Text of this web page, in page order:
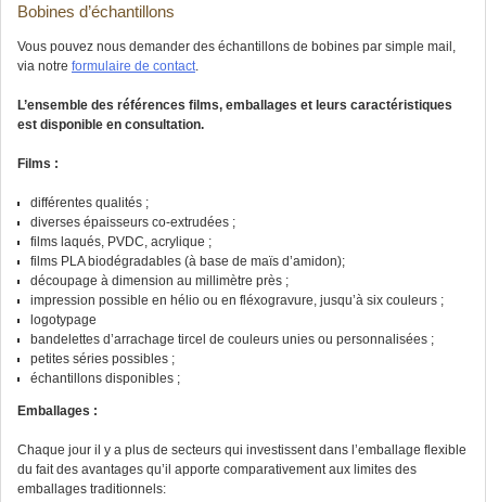
Bobines d’échantillons
Vous pouvez nous demander des échantillons de bobines par simple mail,
via notre formulaire de contact.
L’ensemble des références films, emballages et leurs caractéristiques
est disponible en consultation.
Films :
différentes qualités ;
diverses épaisseurs co-extrudées ;
films laqués, PVDC, acrylique ;
films PLA biodégradables (à base de maïs d’amidon);
découpage à dimension au millimètre près ;
impression possible en hélio ou en fléxogravure, jusqu’à six couleurs ;
logotypage
bandelettes d’arrachage tircel de couleurs unies ou personnalisées ;
petites séries possibles ;
échantillons disponibles ;
Emballages :
Chaque jour il y a plus de secteurs qui investissent dans l’emballage flexible
du fait des avantages qu’il apporte comparativement aux limites des
emballages traditionnels: